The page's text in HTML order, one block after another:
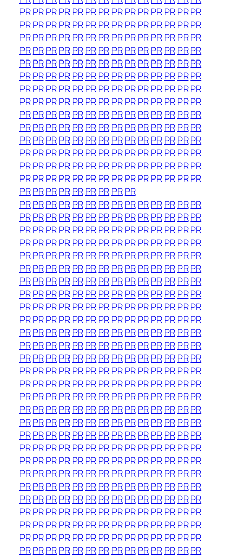
PRPRPRPRPR PRPRPRPRPRPRPR PRPR
PRPRPRPRPR PRPRPRPRPRPRPR PRPR
PRPRPRPRPR PRPRPRPRPRPRPR PRPR
PRPRPRPRPR PRPRPRPRPRPRPR PRPR
PRPRPRPRPR PRPRPRPRPRPRPR PRPR
PRPRPRPRPR PRPRPRPRPRPRPR PRPR
PRPRPRPRPR PRPRPRPRPRPRPR PRPR
PRPRPRPRPR PRPRPRPRPRPRPR PRPR
PRPRPRPRPR PRPRPRPRPRPRPR PRPR
PRPRPRPRPR PRPRPRPRPRPRPR PRPR
PRPRPRPRPR PRPRPRPRPRPRPR PRPR
PRPRPRPRPR PRPRPRPRPRPRPR PRPR
PRPRPRPRPR PRPRPRPRPRPRPR PRPR
PRPRPRPRPR PRPRPRPRPRPRPR PRPR
PRPRPRPRPR PRPRPRPR
PRPRPRPRPR PRPRPRPRPRPRPR PRPR
PRPRPRPRPR PRPRPRPRPRPRPR PRPR
PRPRPRPRPR PRPRPRPRPRPRPR PRPR
PRPRPRPRPR PRPRPRPRPRPRPR PRPR
PRPRPRPRPR PRPRPRPRPRPRPR PRPR
PRPRPRPRPR PRPRPRPRPRPRPR PRPR
PRPRPRPRPR PRPRPRPRPRPRPR PRPR
PRPRPRPRPR PRPRPRPRPRPRPR PRPR
PRPRPRPRPR PRPRPRPRPRPRPR PRPR
PRPRPRPRPR PRPRPRPRPRPRPR PRPR
PRPRPRPRPR PRPRPRPRPRPRPR PRPR
PRPRPRPRPR PRPRPRPRPRPRPR PRPR
PRPRPRPRPR PRPRPRPRPRPRPR PRPR
PRPRPRPRPR PRPRPRPRPRPRPR PRPR
PRPRPRPRPR PRPRPRPRPRPRPR PRPR
PRPRPRPRPR PRPRPRPRPRPRPR PRPR
PRPRPRPRPR PRPRPRPRPRPRPR PRPR
PRPRPRPRPR PRPRPRPRPRPRPR PRPR
PRPRPRPRPR PRPRPRPRPRPRPR PRPR
PRPRPRPRPR PRPRPRPRPRPRPR PRPR
PRPRPRPRPR PRPRPRPRPRPRPR PRPR
PRPRPRPRPR PRPRPRPRPRPRPR PRPR
PRPRPRPRPR PRPRPRPRPRPRPR PRPR
PRPRPRPRPR PRPRPRPRPRPRPR PRPR
PRPRPRPRPR PRPRPRPRPRPRPR PRPR
PRPRPRPRPR PRPRPRPRPRPRPR PRPR
PRPRPRPRPR PRPRPRPRPRPRPR PRPR
PRPRPRPRPR PRPRPRPRPRPRPR PRPR